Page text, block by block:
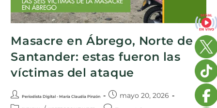
Masacre en Ábrego, Norte de
Santander: estas fueron las
víctimas del ataque
Periodista Digital - María Claudia Pinzón mayo 20, 2026